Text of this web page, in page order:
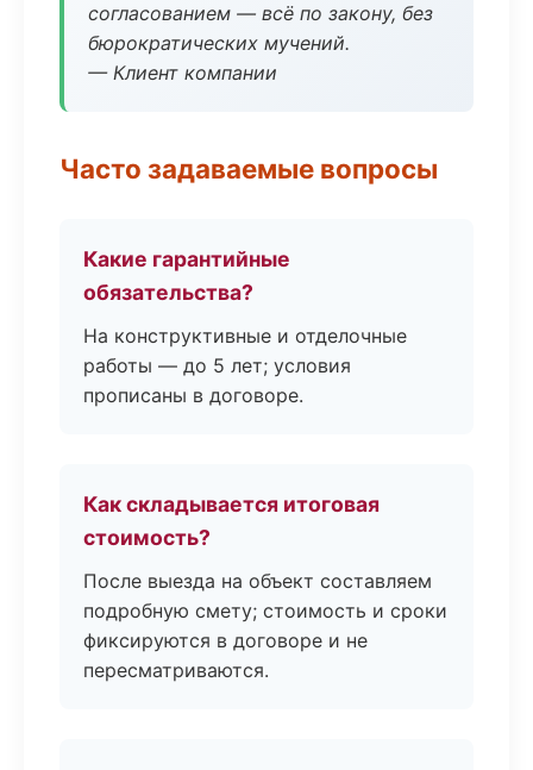
согласованием — всё по закону, без
бюрократических мучений.
— Клиент компании
Часто задаваемые вопросы
Какие гарантийные
обязательства?
На конструктивные и отделочные
работы — до 5 лет; условия
прописаны в договоре.
Как складывается итоговая
стоимость?
После выезда на объект составляем
подробную смету; стоимость и сроки
фиксируются в договоре и не
пересматриваются.